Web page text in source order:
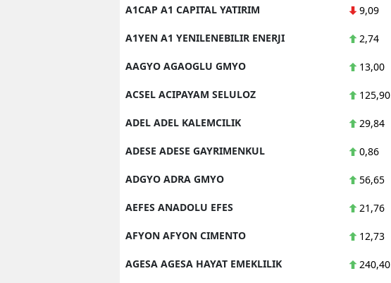
A1CAP A1 CAPITAL YATIRIM 9,09
A1YEN A1 YENILENEBILIR ENERJI 2,74
AAGYO AGAOGLU GMYO 13,00
ACSEL ACIPAYAM SELULOZ 125,90
ADEL ADEL KALEMCILIK 29,84
ADESE ADESE GAYRIMENKUL 0,86
ADGYO ADRA GMYO 56,65
AEFES ANADOLU EFES 21,76
AFYON AFYON CIMENTO 12,73
AGESA AGESA HAYAT EMEKLILIK 240,40